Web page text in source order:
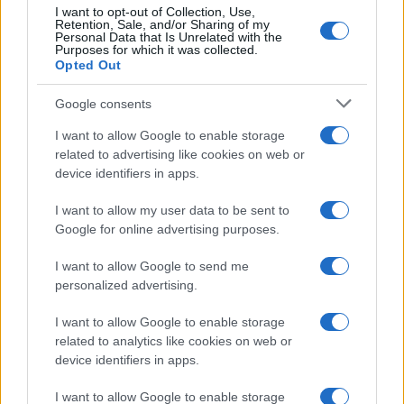
I want to opt-out of Collection, Use,
Retention, Sale, and/or Sharing of my
Personal Data that Is Unrelated with the
Purposes for which it was collected.
Opted Out
Google consents
I want to allow Google to enable storage
related to advertising like cookies on web or
device identifiers in apps.
I want to allow my user data to be sent to
Google for online advertising purposes.
I want to allow Google to send me
personalized advertising.
I want to allow Google to enable storage
related to analytics like cookies on web or
device identifiers in apps.
I want to allow Google to enable storage
Kertész Imre 2002-ben Budapest díszpolgára lett, 2005.
március 10-én a Sorbonne díszdoktorává avatták, 2007-ben
a Magyar Kultúra Nagykövete lett, 2009-ben pedig a
betegség után hunyt el Budapesten, 2016. március 31-én.
egzisztenciális dimenziója (is) van, és ez minden író
esetében így van. Minden művésznél eljön az ébredés
pillanata, amely megragadja, függetlenül attól, hogy
festő-e vagy író.